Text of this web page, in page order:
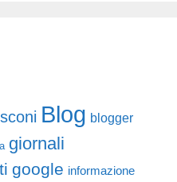
Blog blogger
giornali
google informazione